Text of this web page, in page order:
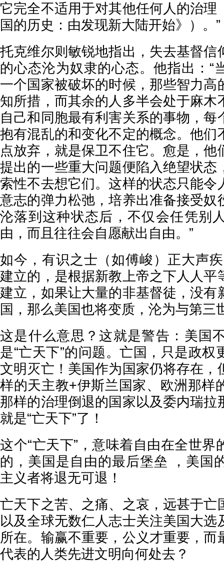
它完全不适用于对其他任何人的治理
国的历史：由发现新大陆开始》）。”
托克维尔则敏锐地指出，失去基督信
的心态沦为奴隶的心态。他指出：“
一个国家被破坏的时候，那些智力高
知所措，而其余的人多半会处于麻木
自己和同胞最有利害关系的事物，每
抱有混乱的和变化不定的概念。他们
点放弃，就是保卫不住它。愈是，他
提出的一些重大问题便陷入绝望状态
索性不去想它们。这样的状态只能令
意志的弹力松弛，培养出准备接受奴
沦落到这种状态后，不仅会任凭别
由，而且往往会自愿献出自由。”
如今，有识之士（如傅峻）正大声
建立的，是根据新教上帝之下人人平
建立，如果让大量的非基督徒，没有
国，那么美国也将变质，沦为与第
这是什么意思？这就是警告：美国
是“亡天下”的问题。亡国，只是政权
文明灭亡！美国作为国家仍将存在，
样的天主教+伊斯兰国家、欧洲那样
那样的治理倒退的国家以及委内瑞拉
就是“亡天下”了！
这个“亡天下”，意味着自由在全世界
的，美国是自由的最后堡垒 ，美国
主义者将退无可退！
亡天下之苦、之痛、之哀，远甚于亡
以及全球无数仁人志士关注美国大选
所在。输赢不重要，公义才重要，而
代表的人类先进文明向何处去？